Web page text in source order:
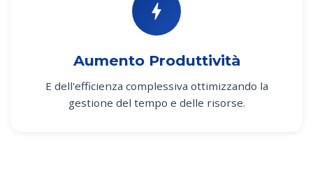
Aumento Produttività
E dell'efficienza complessiva ottimizzando la
gestione del tempo e delle risorse.